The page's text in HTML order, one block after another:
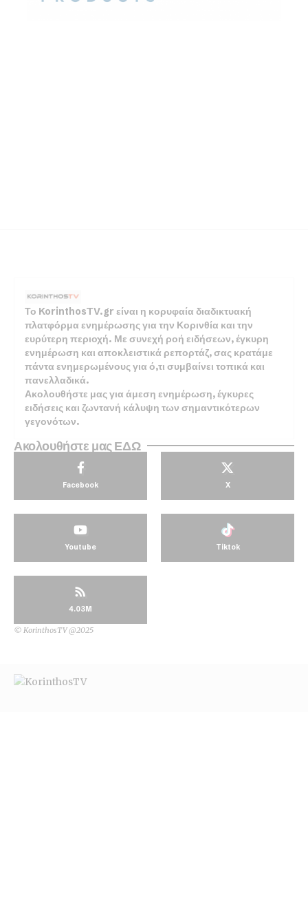
Το KorinthosTV.gr είναι η κορυφαία διαδικτυακή
πλατφόρμα ενημέρωσης για την Κορινθία και την
ευρύτερη περιοχή. Με συνεχή ροή ειδήσεων, έγκυρη
ενημέρωση και αποκλειστικά ρεπορτάζ, σας κρατάμε
πάντα ενημερωμένους για ό,τι συμβαίνει τοπικά και
πανελλαδικά.
Ακολουθήστε μας για άμεση ενημέρωση, έγκυρες
ειδήσεις και ζωντανή κάλυψη των σημαντικότερων
γεγονότων.
Ακολουθήστε μας ΕΔΩ
Facebook X
Youtube Tiktok
4.03M
© KorinthosTV @2025